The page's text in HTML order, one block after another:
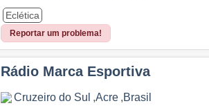
Eclética
Reportar um problema!
Rádio Marca Esportiva
Cruzeiro do Sul ,Acre ,Brasil